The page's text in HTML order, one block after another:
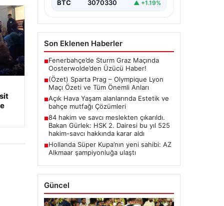
BTC 3070330 ▲ +1.19%
Son Eklenen Haberler
■Fenerbahçe’de Sturm Graz Maçında
Oosterwolde’den Üzücü Haber!
■(Özet) Sparta Prag – Olympique Lyon
Maçı Özeti ve Tüm Önemli Anları
■Açık Hava Yaşam alanlarında Estetik ve
bahçe mutfağı Çözümleri
■84 hakim ve savcı meslekten çıkarıldı.
Bakan Gürlek: HSK 2. Dairesi bu yıl 525
hakim-savcı hakkında karar aldı
■Hollanda Süper Kupa’nın yeni sahibi: AZ
Alkmaar şampiyonluğa ulaştı
Güncel